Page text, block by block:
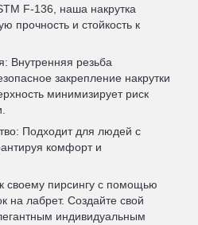
F-136, наша накрутка
прочность и стойкость к
Внутренняя резьба
закрепление накрутки
минимизирует риск
Подходит для людей с
комфорт и
своему пирсингу с помощью
на лабрет. Создайте свой
индивидуальным